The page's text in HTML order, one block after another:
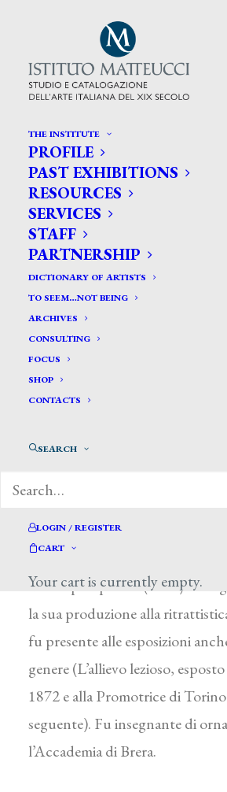
THE INSTITUTE
PROFILE
PAST EXHIBITIONS
RESOURCES
SERVICES
STAFF
PARTNERSHIP
DICTIONARY OF ARTISTS
TO SEEM…NOT BEING
ARCHIVES
CONSULTING
FOCUS
SHOP
CONTACTS
SEARCH
LOGIN / REGISTER
CART
Your cart is currently empty.
CERCA TRA GLI ARTISTI:
Search
for:
Diviani Riccardo*
Milano 1840 – Sulzano (Brescia)
durante gli studi diversi premi
figura (1861), Venere de’
di stile pompeiano (1863). In
la sua produzione alla
fu presente alle esposizioni
genere (L’allievo lezioso,
1872 e alla Promotrice di Torino
seguente). Fu insegnante di
l’Accademia di Brera.